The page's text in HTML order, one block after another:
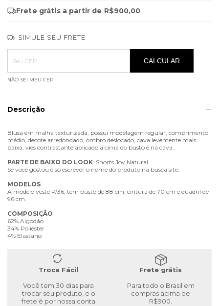
Frete grátis a partir de R$900,00
SIMULE SEU FRETE
Entregas para o CEP:
ALTERAR CEP
CALCULAR
NÃO SEI MEU CEP
Descrição
Blusa em malha texturizada, possui modelagem regular, comprimento
médio, decote arredondado, ombro deslocado, cava levemente mais
baixa, viés contrastante aplicado a cima do busto e na cava.
PARTE DE BAIXO DO LOOK: Shorts Joy Natural.
Se você gostou é só escrever o nome do produto na busca site.
MODELOS
A modelo veste P/36, tem busto de 88 cm, cintura de 70 cm e quadril de
96 cm.
COMPOSIÇÃO
62% Algodão
34% Poliéster
4% Elastano
Troca Fácil
Você tem 30 dias para
trocar seu produto, e o
frete é por nossa conta
Frete grátis
Para todo o Brasil em
compras acima de
R$900.